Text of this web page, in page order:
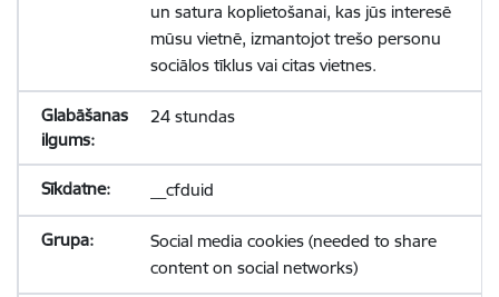
un satura koplietošanai, kas jūs interesē
mūsu vietnē, izmantojot trešo personu
sociālos tīklus vai citas vietnes.
24 stundas
__cfduid
Social media cookies (needed to share
content on social networks)